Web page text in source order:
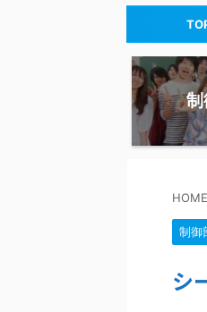
HOME
制御
シ